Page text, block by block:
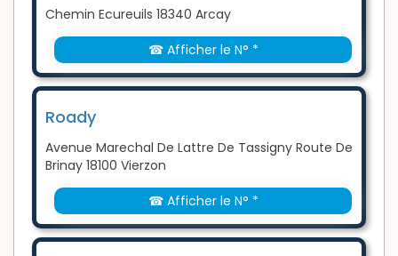
Chemin Ecureuils 18340 Arcay
☎ Afficher le N° *
Roady
Avenue Marechal De Lattre De Tassigny Route De
Brinay 18100 Vierzon
☎ Afficher le N° *